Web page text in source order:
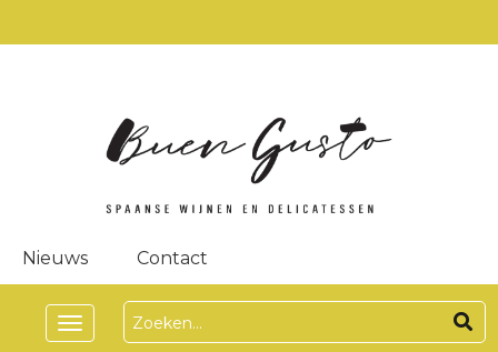
Nieuws Contact
Toggle